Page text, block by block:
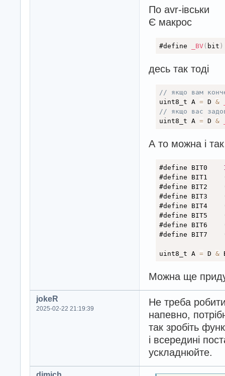
По avr-івськи
Є макрос
#define _BV( bit )
десь так тоді
// якщо вам
uint8_t A = D &
// якщо вас
uint8_t A = D &
А то можна і
uint8_t A = D &
Можна ще
jokeR
2025-02-22 21:19:39
Не треба
напевно,
так зробіть
і всередині
ускладнюйте.